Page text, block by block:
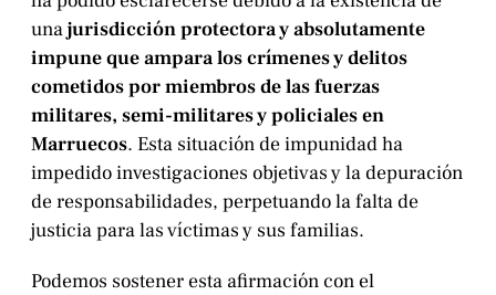
unajurisdicción protectora y absolutamente
impune que ampara los crímenes y delitos
cometidos por miembros de las fuerzas
militares, semi-militares y policiales en
Marruecos. Esta situación de impunidad ha
impedido investigaciones objetivas y la depuración
de responsabilidades, perpetuando la falta de
justicia para las víctimas y sus familias.
Podemos sostener esta afirmación con el